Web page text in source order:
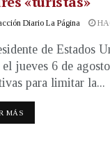
Diario La Página
de Estados
jueves 6 de
para limitar la...
MÁS